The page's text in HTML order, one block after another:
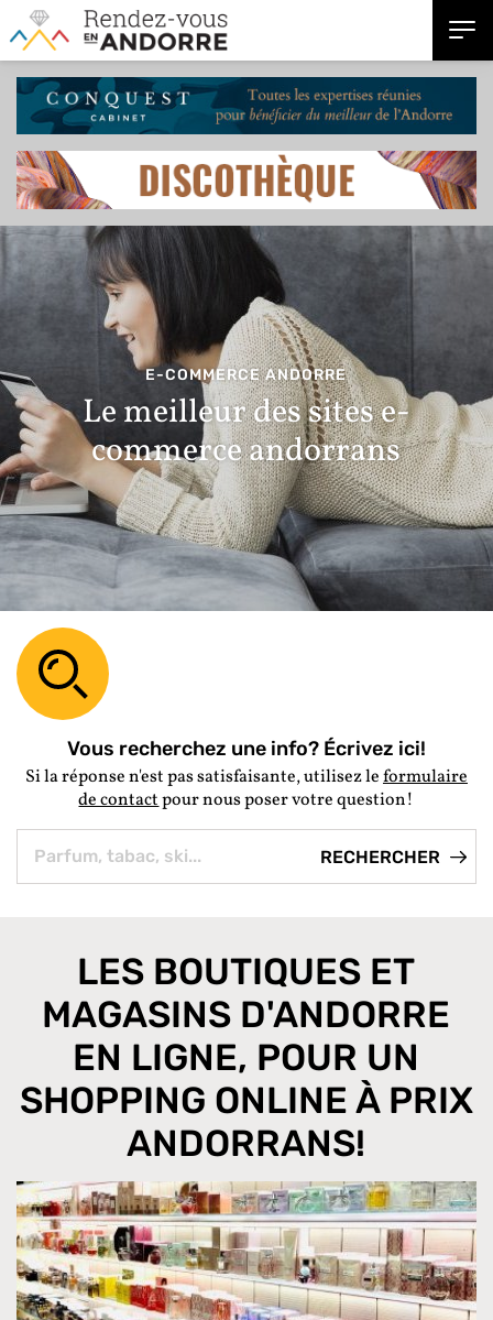
E-COMMERCE ANDORRE
Le meilleur des sites e-
commerce andorrans
Vous recherchez une info? Écrivez ici!
Si la réponse n'est pas satisfaisante, utilisez leformulaire
de contactpour nous poser votre question!
LES BOUTIQUES ET
MAGASINS D'ANDORRE
EN LIGNE, POUR UN
SHOPPING ONLINE À PRIX
ANDORRANS!